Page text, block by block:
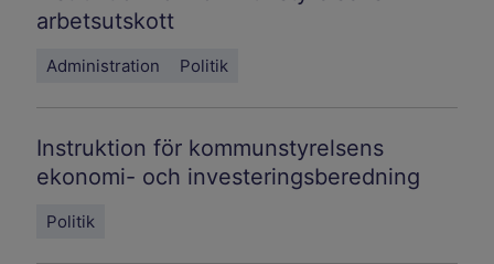
arbetsutskott
Administration Politik
Instruktion för kommunstyrelsens
ekonomi- och investeringsberedning
Politik